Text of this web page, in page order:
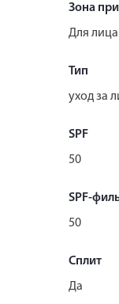
Зона
Для лица
Тип
уход за
SPF
50
SPF-
50
Сплит
Да